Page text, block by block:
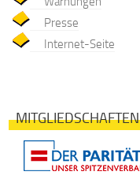
Presse
Internet-Seite
MITGLIEDSCHAFTEN